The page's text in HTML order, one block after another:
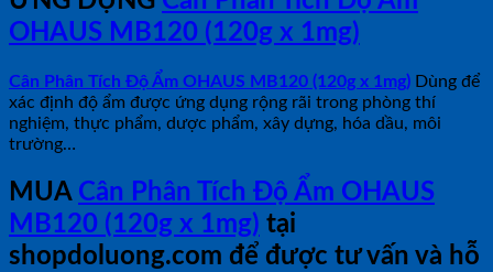
OHAUS MB120 (120g x 1mg)
Cân Phân Tích Độ Ẩm OHAUS MB120 (120g x 1mg) Dùng để
xác định độ ẩm được ứng dụng rộng rãi trong phòng thí
nghiệm, thực phẩm, dược phẩm, xây dựng, hóa dầu, môi
trường…
MUA Cân Phân Tích Độ Ẩm OHAUS
MB120 (120g x 1mg) tại
shopdoluong.com để được tư vấn và hỗ